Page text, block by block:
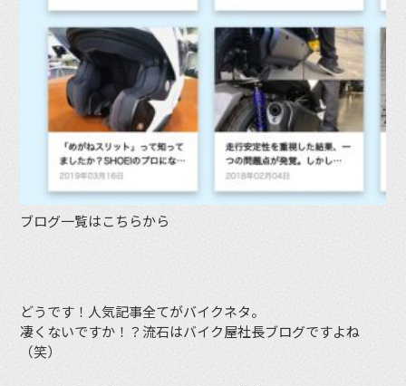
ブログ一覧はこちらから
どうです！人気記事全てがバイクネタ。
凄くないですか！？流石はバイク屋社長ブログですよね
（笑）